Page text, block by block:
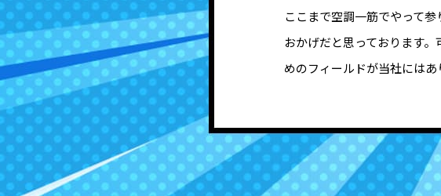
ここまで空調一筋でやって
おかげだと思っております
めのフィールドが当社にはあ